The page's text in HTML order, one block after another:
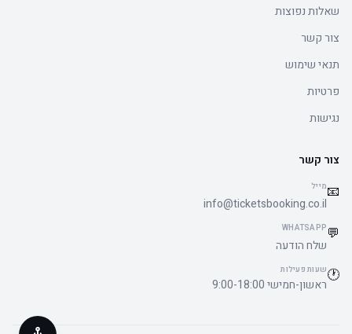
שאלות נפוצות
צור קשר
תנאי שימוש
פרטיות
נגישות
צור קשר
📧מייל
info@ticketsbooking.co.il
💬
WHATSAPP
שלח הודעה
🕐שעות פעילות
ראשון-חמישי 9:00-18:00